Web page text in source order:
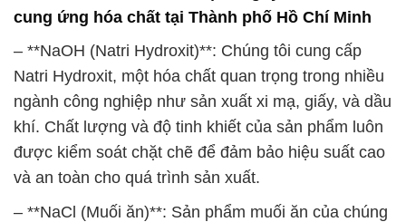
cung ứng hóa chất tại Thành phố Hồ Chí Minh
– **NaOH (Natri Hydroxit)**: Chúng tôi cung cấp
Natri Hydroxit, một hóa chất quan trọng trong nhiều
ngành công nghiệp như sản xuất xi mạ, giấy, và dầu
khí. Chất lượng và độ tinh khiết của sản phẩm luôn
được kiểm soát chặt chẽ để đảm bảo hiệu suất cao
và an toàn cho quá trình sản xuất.
– **NaCl (Muối ăn)**: Sản phẩm muối ăn của chúng